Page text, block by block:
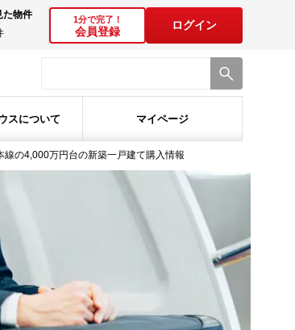
た物件 1分で完了！
会員登録
ログイン
スについて マイページ
線の4,000万円台の新築一戸建て購入情報